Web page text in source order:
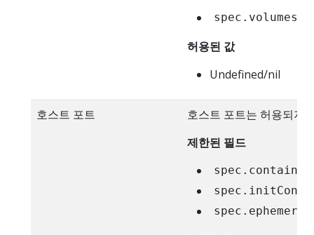
허용된 값
Undefined/nil
호스트 포트
호스트 포트는 허용되지
제한된 필드